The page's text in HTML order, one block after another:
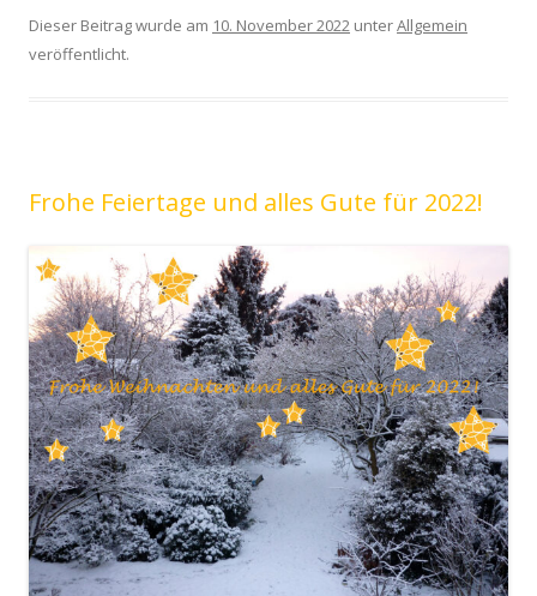
Dieser Beitrag wurde am 10. November 2022 unterAllgemein
veröffentlicht.
Frohe Feiertage und alles Gute für 2022!